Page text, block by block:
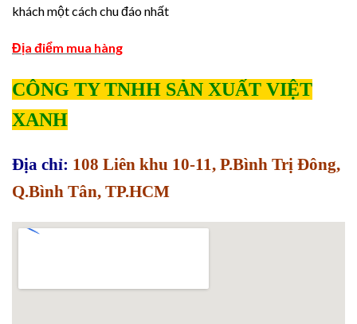
khách một cách chu đáo nhất
Địa điểm mua hàng
CÔNG TY TNHH SẢN XUẤT VIỆT
XANH
Địa chỉ: 108 Liên khu 10-11, P.Bình Trị Đông,
Q.Bình Tân, TP.HCM